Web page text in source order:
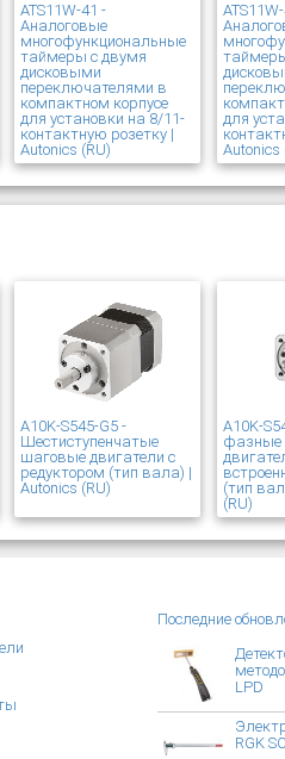
ATS11W-41 -
Аналоговые
многофункциональные
таймеры с двумя
дисковыми
переключателями в
компактном корпусе
для установки на 8/11-
контактную розетку |
Autonics (RU)
для
Autonics
A10K-S545-G5 -
Шестиступенчатые
шаговые двигатели с
редуктором (тип вала) |
Autonics (RU)
A10K-
фазные
(тип
(RU)
Последние
LPD
RGK